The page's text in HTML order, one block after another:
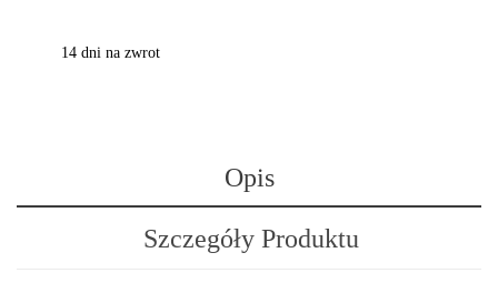
14 dni na zwrot
Opis
Szczegóły Produktu